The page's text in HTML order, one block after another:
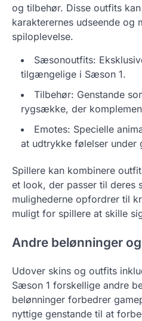
og tilbehør. Disse outfits
karakterernes udseende og
spiloplevelse.
Sæsonoutfits:
tilgængelige i Sæson 1.
Tilbehør: Genstande
rygsække, der
Emotes: Specielle
at udtrykke følelser under
Spillere kan kombinere
et look, der passer til deres
mulighederne opfordrer til
muligt for spillere at skille
Andre belønninger
Udover skins og outfits
Sæson 1 forskellige andre
belønninger forbedrer
nyttige genstande til at